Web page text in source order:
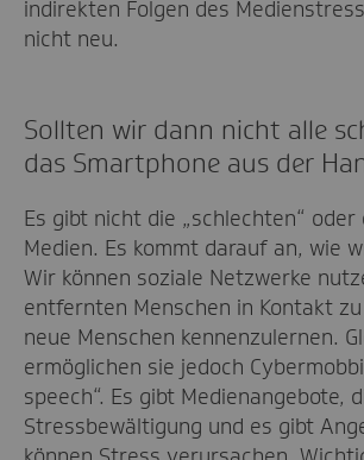
indirekten Folgen des
nicht neu.
Sollten wir dann nicht alle
das Smartphone aus der
Es gibt nicht die „schlechten“ oder
Medien. Es kommt darauf an, wie
Wir können soziale Netzwerke
entfernten Menschen in Kontakt
neue Menschen kennenzulernen.
ermöglichen sie jedoch
speech“. Es gibt Medienangebote,
Stressbewältigung und es gibt